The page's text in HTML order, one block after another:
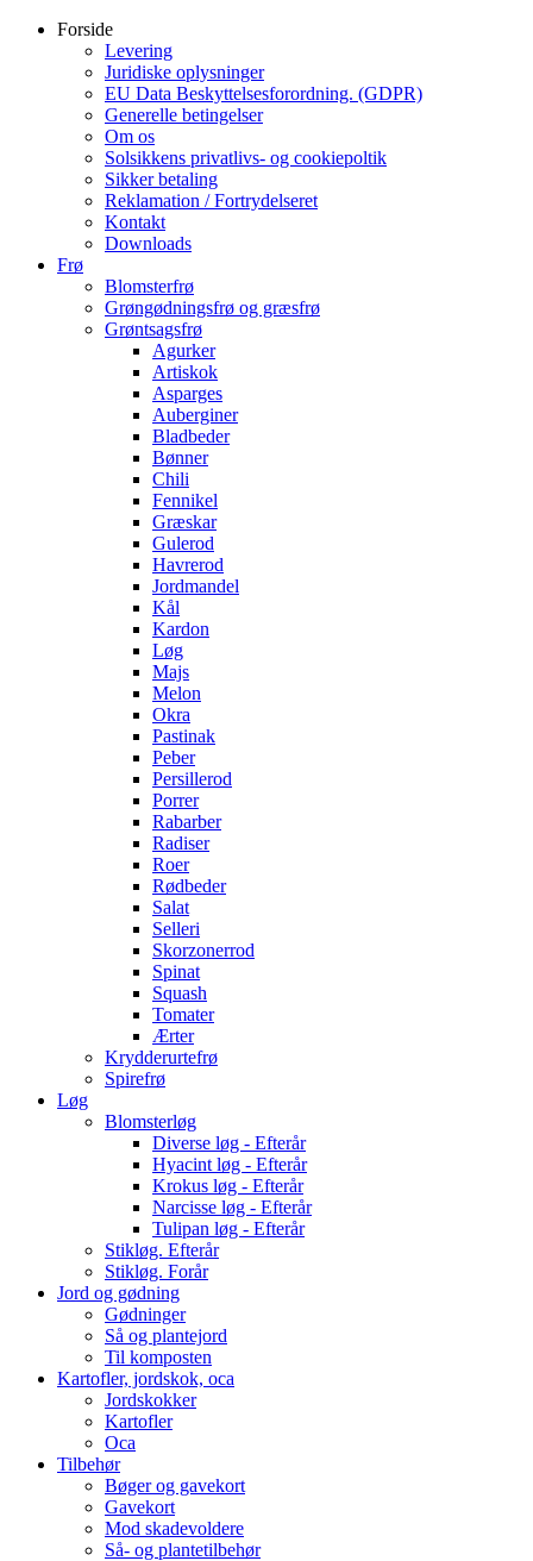
Forside
Levering
Juridiske oplysninger
EU Data Beskyttelsesforordning. (GDPR)
Generelle betingelser
Om os
Solsikkens privatlivs- og cookiepoltik
Sikker betaling
Reklamation / Fortrydelseret
Kontakt
Downloads
Frø
Blomsterfrø
Grøngødningsfrø og græsfrø
Grøntsagsfrø
Agurker
Artiskok
Asparges
Auberginer
Bladbeder
Bønner
Chili
Fennikel
Græskar
Gulerod
Havrerod
Jordmandel
Kål
Kardon
Løg
Majs
Melon
Okra
Pastinak
Peber
Persillerod
Porrer
Rabarber
Radiser
Roer
Rødbeder
Salat
Selleri
Skorzonerrod
Spinat
Squash
Tomater
Ærter
Krydderurtefrø
Spirefrø
Løg
Blomsterløg
Diverse løg - Efterår
Hyacint løg - Efterår
Krokus løg - Efterår
Narcisse løg - Efterår
Tulipan løg - Efterår
Stikløg. Efterår
Stikløg. Forår
Jord og gødning
Gødninger
Så og plantejord
Til komposten
Kartofler, jordskok, oca
Jordskokker
Kartofler
Oca
Tilbehør
Bøger og gavekort
Gavekort
Mod skadevoldere
Så- og plantetilbehør